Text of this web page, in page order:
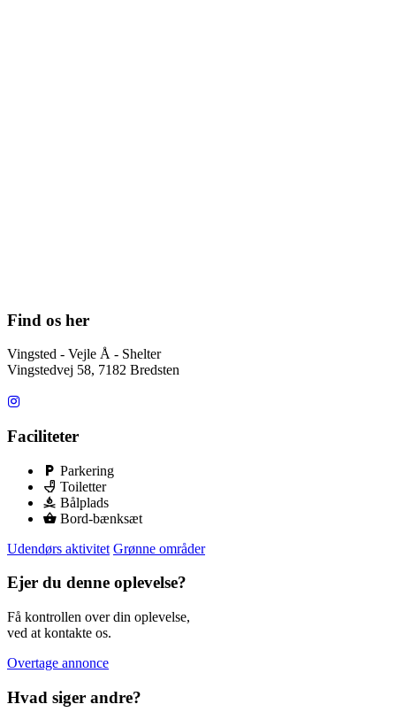
Find os her
Vingsted - Vejle Å - Shelter
Vingstedvej 58, 7182 Bredsten
Faciliteter
Parkering
Toiletter
Bålplads
Bord-bænksæt
Udendørs aktivitet Grønne områder
Ejer du denne oplevelse?
Få kontrollen over din oplevelse,
ved at kontakte os.
Overtage annonce
Hvad siger andre?